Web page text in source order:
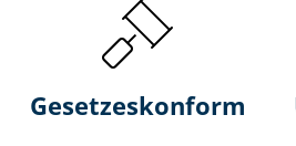
Gesetzes­konform